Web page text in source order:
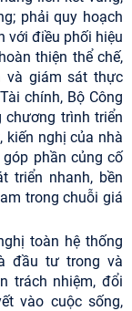
phải quy hoạch
với điều phối hiệu
thiện thể chế,
và giám sát thực
chính, Bộ Công
chương trình triển
kiến nghị của nhà
phần củng cố
triển nhanh, bền
trong chuỗi giá
toàn hệ thống
đầu tư trong và
trách nhiệm, đổi
vào cuộc sống,